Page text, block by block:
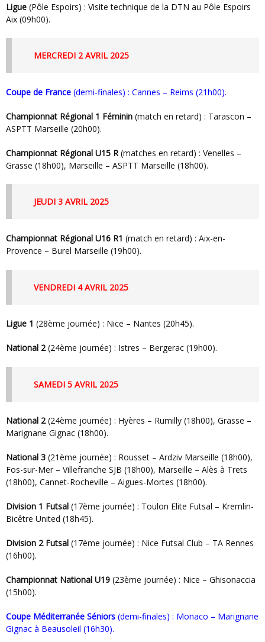
Ligue (Pôle Espoirs) : Visite technique de la DTN au Pôle Espoirs
Aix (09h00).
MERCREDI 2 AVRIL 2025
Coupe de France (demi-finales) : Cannes – Reims (21h00).
Championnat Régional 1 Féminin (match en retard) : Tarascon –
ASPTT Marseille (20h00).
Championnat Régional U15 R (matches en retard) : Venelles –
Grasse (18h00), Marseille – ASPTT Marseille (18h00).
JEUDI 3 AVRIL 2025
Championnat Régional U16 R1 (match en retard) : Aix-en-
Provence – Burel Marseille (19h00).
VENDREDI 4 AVRIL 2025
Ligue 1 (28ème journée) : Nice – Nantes (20h45).
National 2(24ème journée) : Istres – Bergerac (19h00).
SAMEDI 5 AVRIL 2025
National 2(24ème journée) : Hyères – Rumilly (18h00), Grasse –
Marignane Gignac (18h00).
National 3 (21ème journée) : Rousset – Ardziv Marseille (18h00),
Fos-sur-Mer – Villefranche SJB (18h00), Marseille – Alès à Trets
(18h00), Cannet-Rocheville – Aigues-Mortes (18h00).
Division 1 Futsal (17ème journée) : Toulon Elite Futsal – Kremlin-
Bicêtre United (18h45).
Division 2 Futsal (17ème journée) : Nice Futsal Club – TA Rennes
(16h00).
Championnat National U19 (23ème journée) : Nice – Ghisonaccia
(15h00).
Coupe Méditerranée Séniors (demi-finales) : Monaco – Marignane
Gignac à Beausoleil (16h30).